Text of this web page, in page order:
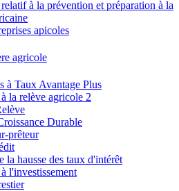
à la prévention et préparation à la
apicoles
agricole
à Taux Avantage Plus
la relève agricole 2
Durable
prêteur
la hausse des taux d'intérêt
l'investissement